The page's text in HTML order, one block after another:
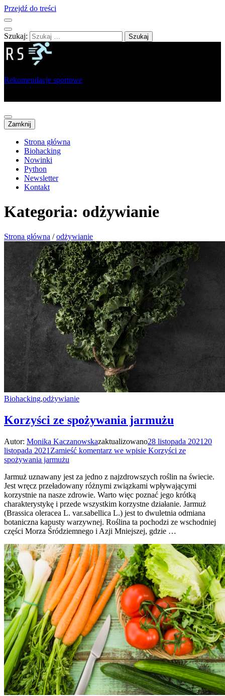
Przejdź do treści
Szukaj:
Rekomendacje sportowe
Zamknij
Strona główna
Biohacking
Nowinki
Python
Newsletter
Kontakt
Kategoria: odżywianie
Strona główna / odżywianie
Biohacking,odżywianie
Korzyści ze spożywania jarmużu
Autor: Monika Kaczanowskazaktualizowano28 listopada 2021 20
listopada 2021 Zamieść komentarz we wpisie Korzyści ze
spożywania jarmużu
Jarmuż uznawany jest za jedno z najzdrowszych roślin na świecie.
Jest wręcz przeładowany różnymi związkami wpływającymi
korzystnie na nasze zdrowie. Warto więc poznać jego krótką
charakterystykę i przede wszystkim korzystne działanie. Jarmuż
(Brassica oleracea L. var.sabellica L.) jest to dwuletnia odmiana
botaniczna kapusty warzywnej. Roślina ta pochodzi ze wschodniej
części Morza Śródziemnego i Azji Mniejszej, gdzie …